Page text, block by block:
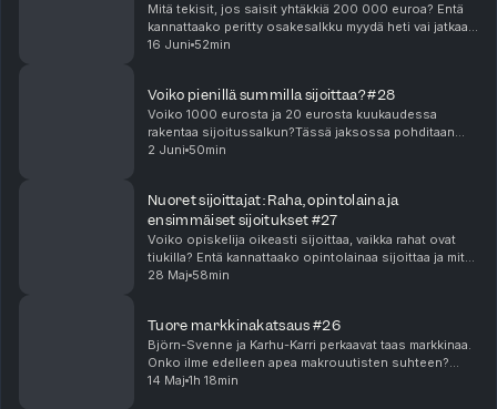
Jaksossa käydään läpi myös konkreettista dataa, jossa esimerkiksi
Nasdaqin ja S&P 500 -indeksien tuotot ovat eronneet selvästi eri
• Voivatko algoritmit ja tekoäly pienentää tai poistaa anomalioita
• Voivatko anomaliat olla itseään toteuttavia ilmiöitä
toimintaa, pohtia tehokkuuden rajoja ja tarkastella sijoittamista
datan ja ilmiöiden kautta.
Mitä tekisit, jos saisit yhtäkkiä 200 000 euroa? Entä
kannattaako peritty osakesalkku myydä heti vai jatkaa
sijoittamista?Tässä jaksossa keskustellaan siitä, mitä
16 Juni 52min
Voiko pienillä summilla sijoittaa? #28
Voiko 1000 eurosta ja 20 eurosta kuukaudessa
rakentaa sijoitussalkun?Tässä jaksossa pohditaan
käytännön esimerkkien kautta, voiko pienillä summilla
2 Juni 50min
Nuoret sijoittajat: Raha, opintolaina ja
ensimmäiset sijoitukset #27
Voiko opiskelija oikeasti sijoittaa, vaikka rahat ovat
tiukilla? Entä kannattaako opintolainaa sijoittaa ja mitä
riskejä siihen liittyy?Nuoret sijoittajat -
28 Maj 58min
Tuore markkinakatsaus #26
Björn-Svenne ja Karhu-Karri perkaavat taas markkinaa.
Onko ilme edelleen apea makrouutisten suhteen?
Podissa ihmetellään tarkemmin, mitä ihmettä
14 Maj 1h 18min